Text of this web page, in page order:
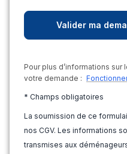
Pour plus d’informations
votre demande :
* Champs obligatoires
La soumission de ce
nos CGV. Les informations
transmises aux